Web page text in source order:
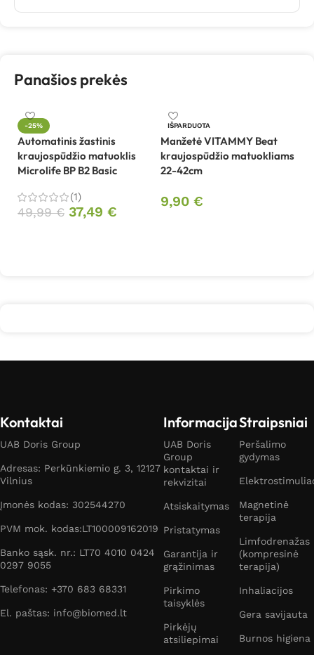
Panašios prekės
-25%
Automatinis žastinis
kraujospūdžio matuoklis
Microlife BP B2 Basic
(1)
49,99€ 37,49 €
IŠPARDUOTA
Manžetė VITAMMY Beat
kraujospūdžio matuokliams
22-42cm
9,90 €
Kontaktai
UAB Doris Group
Adresas: Perkūnkiemio g. 3, 12127
Vilnius
Įmonės kodas: 302544270
PVM mok. kodas:LT100009162019
Banko sąsk. nr.: LT70 4010 0424
0297 9055
Telefonas: +370 683 68331
El. paštas: info@biomed.lt
Informacija
UAB Doris
Group
kontaktai ir
rekvizitai
Atsiskaitymas
Pristatymas
Garantija ir
grąžinimas
Pirkimo
taisyklės
Pirkėjų
atsiliepimai
Straipsniai
Peršalimo
gydymas
Magnetinė
terapija
Limfodrenažas
(kompresinė
terapija)
Inhaliacijos
Gera savijauta
Burnos higiena